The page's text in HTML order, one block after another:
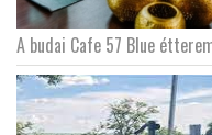
A budai Cafe 57 Blue